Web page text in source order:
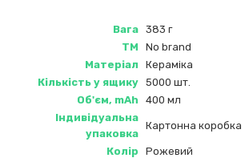
Вага 383 г
ТМ
No brand
Матеріал
Кераміка
Кількість у ящику 5000 шт.
Об'єм, mAh
400 мл
Індивідуальна
упаковка
Картонна коробка
Колір Рожевий